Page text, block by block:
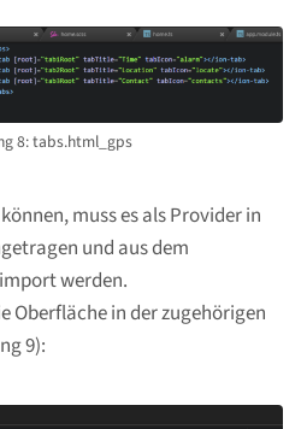
8: tabs.html_gps
muss es als Provider in
und aus dem
werden.
Oberfläche in der zugehörigen
9):